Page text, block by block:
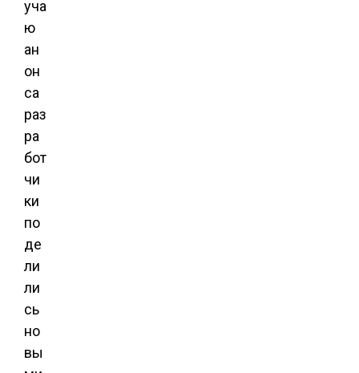
уча
ю
ан
он
са
раз
ра
бот
чи
ки
по
де
ли
ли
сь
но
вы